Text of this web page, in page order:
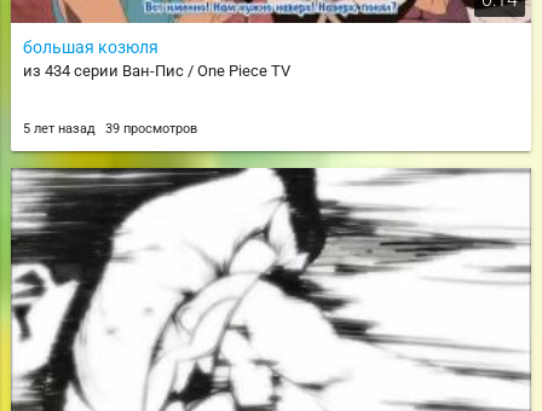
большая козюля
из 434 серии Ван-Пис / One Piece TV
5 лет назад 39 просмотров